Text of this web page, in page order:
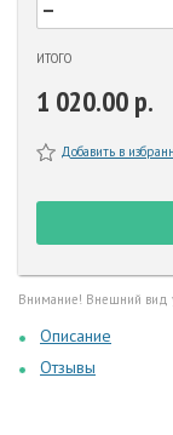
ИТОГО
1 020.00 р.
Добавить в
Внимание! Внешний вид
Описание
Отзывы